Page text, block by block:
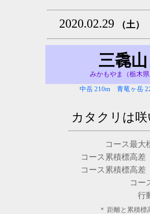
2020.02.29 （土）
三毳山
みかもやま（栃木県
中岳 210m 青竜ヶ岳
カタクリは
コース最大
コース累積標高差
コース累積標高差
コー
行
＊ 距離と累積標